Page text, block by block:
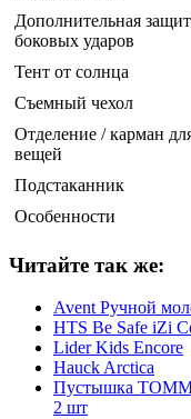
Дополнительная
боковых ударов
Тент от солнца
Съемный чехол
Отделение / карман
вещей
Подстаканник
Особенности
Читайте так же:
Avent Ручной
HTS Be Safe iZi
Lider Kids Encore
Hauck Arctica
Пустышка
2 шт